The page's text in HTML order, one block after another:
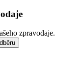
zpravodaje.